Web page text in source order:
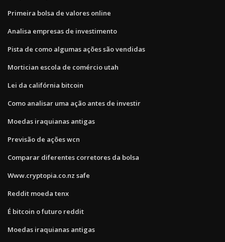
Primeira bolsa de valores online
Analisa empresas de investimento
Pista de como algumas ações são vendidas
Mortician escola de comércio utah
Lei da califórnia bitcoin
Como analisar uma ação antes de investir
Moedas iraquianas antigas
Previsão de ações wcn
Comparar diferentes corretores da bolsa
Www.cryptopia.co.nz safe
Reddit moeda tenx
É bitcoin o futuro reddit
Moedas iraquianas antigas